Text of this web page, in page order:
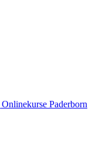
Onlinekurse Paderborn